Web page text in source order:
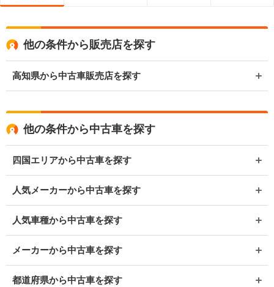
他の条件から販売店を探す
高知県から中古車販売店を探す
他の条件から中古車を探す
四国エリアから中古車を探す
人気メーカーから中古車を探す
人気車種から中古車を探す
メーカーから中古車を探す
都道府県から中古車を探す